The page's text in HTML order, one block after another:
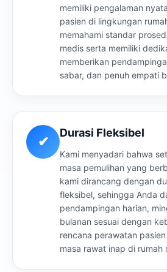
memiliki pengalaman
pasien di lingkungan
memahami standar
medis serta memiliki
memberikan
sabar, dan penuh empati
✔
Durasi Fleksibel
Kami menyadari bahwa
masa pemulihan yang
kami dirancang dengan
fleksibel, sehingga Anda
pendampingan harian,
bulanan sesuai dengan
rencana perawatan
masa rawat inap di rumah